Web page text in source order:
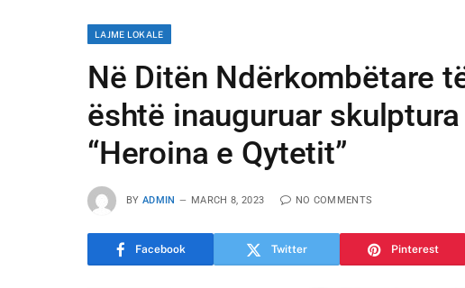
LAJME LOKALE
Në Ditën Ndërkombëtare
është inauguruar
“Heroina e Qytetit”
BY ADMIN MARCH 8, 2023 NO COMMENTS
Facebook Twitter Pinterest